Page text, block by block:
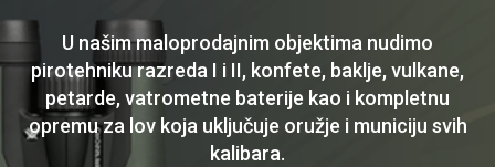
U našim maloprodajnim objektima nudimo
pirotehniku razreda I i II, konfete, baklje, vulkane,
petarde, vatrometne baterije kao i kompletnu
opremu za lov koja uključuje oružje i municiju svih
kalibara.